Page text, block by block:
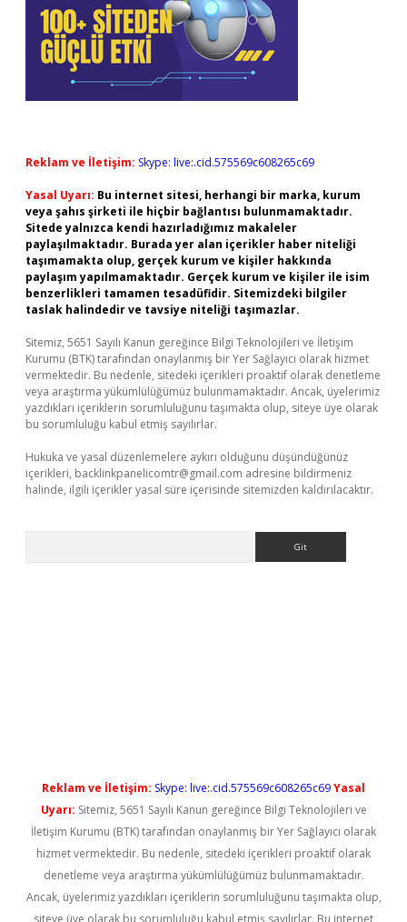
Reklam ve İletişim: Skype: live:.cid.575569c608265c69
Yasal Uyarı: Bu internet sitesi, herhangi bir marka, kurum
veya şahıs şirketi ile hiçbir bağlantısı bulunmamaktadır.
Sitede yalnızca kendi hazırladığımız makaleler
paylaşılmaktadır. Burada yer alan içerikler haber niteliği
taşımamakta olup, gerçek kurum ve kişiler hakkında
paylaşım yapılmamaktadır. Gerçek kurum ve kişiler ile isim
benzerlikleri tamamen tesadüfidir. Sitemizdeki bilgiler
taslak halindedir ve tavsiye niteliği taşımazlar.
Sitemiz, 5651 Sayılı Kanun gereğince Bilgi Teknolojileri ve İletişim
Kurumu (BTK) tarafından onaylanmış bir Yer Sağlayıcı olarak hizmet
vermektedir. Bu nedenle, sitedeki içerikleri proaktif olarak denetleme
veya araştırma yükümlülüğümüz bulunmamaktadır. Ancak, üyelerimiz
yazdıkları içeriklerin sorumluluğunu taşımakta olup, siteye üye olarak
bu sorumluluğu kabul etmiş sayılırlar.
Hukuka ve yasal düzenlemelere aykırı olduğunu düşündüğünüz
içerikleri, backlinkpanelicomtr@gmail.com adresine bildirmeniz
halinde, ilgili içerikler yasal süre içerisinde sitemizden kaldırılacaktır.
Reklam ve İletişim: Skype: live:.cid.575569c608265c69Yasal
Uyarı: Sitemiz, 5651 Sayılı Kanun gereğince Bilgi Teknolojileri ve
İletişim Kurumu (BTK) tarafından onaylanmış bir Yer Sağlayıcı olarak
hizmet vermektedir. Bu nedenle, sitedeki içerikleri proaktif olarak
denetleme veya araştırma yükümlülüğümüz bulunmamaktadır.
Ancak, üyelerimiz yazdıkları içeriklerin sorumluluğunu taşımakta olup,
siteye üye olarak bu sorumluluğu kabul etmiş sayılırlar. Bu internet